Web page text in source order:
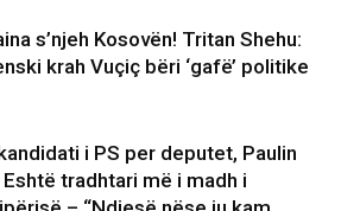
s’njeh Kosovën! Tritan Shehu:
krah Vuçiç bëri ‘gafë’ politike
i PS per deputet, Paulin
Eshtë tradhtari më i madh i